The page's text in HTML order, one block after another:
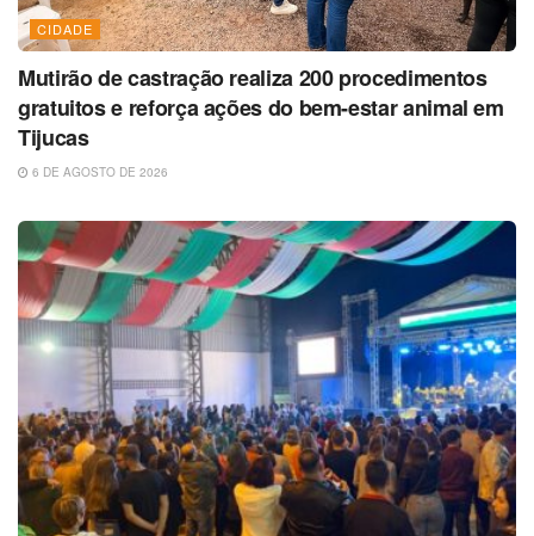
CIDADE
Mutirão de castração realiza 200 procedimentos
gratuitos e reforça ações do bem-estar animal em
Tijucas
6 DE AGOSTO DE 2026